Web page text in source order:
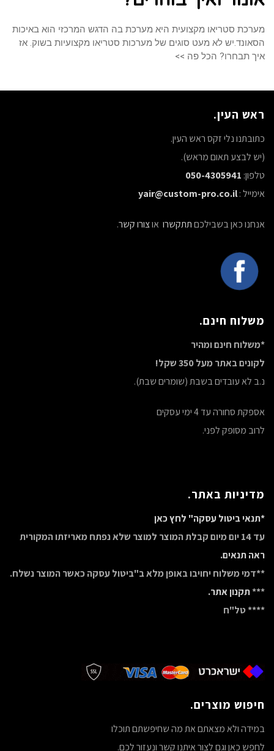
מערכת סטריאו מקצועית היא מערכת בה הדגש המרכזי הוא באיכות
הסאונד.יש לא מעט סוגים של מערכות סטריאו מקצועיות בשוק. אז
איך תבחרו? הכל פה >>
ראש העין.
כתובתנו נלי זקס ראש העין.
(יש לבצע תאום מראש).
טלפון: 050-4305941
אימייל :yair@custom-pro.co.il
אנחנו כאן בשבילכםתתקשרו אוצורו קשר.
משלוח חינם.
*משלוח חינם ומהיר
לקונים באתר מעל 350 שקל!
נ.ב לא עובדים בשבת (שומרים שבת).
אספקת סחורה עד 4 ימי עסקים
לרוב מסופק לפני.
מדיניות באתר.
*תנאי ביטול עסקה" לחץ כאן
עד 14 יום מיום קבלת המוצר למוצר שלא נפתח מאריזתו המקורית
ראה תנאים.
**דמי משלוח יחויבו באופן מלא ב"ביטול עסקה כאשר המוצר נשלח.
***תקנון אתר.
**** טל"ח
חיפוש מוצרים.
במידה ולא מצאתם את מה שחיפשתם תוכלו
לחפש כאן וגם לצור איתנו קשר ונעזור לכם.